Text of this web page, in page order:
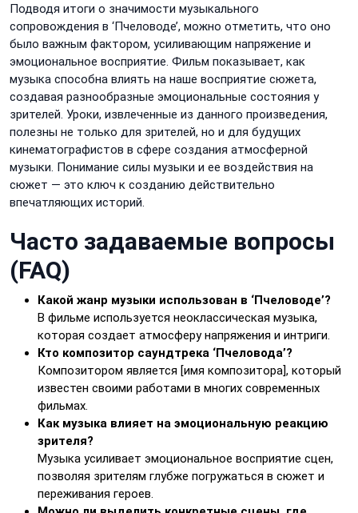
Подводя итоги о значимости музыкального
сопровождения в ‘Пчеловоде’, можно отметить, что оно
было важным фактором, усиливающим напряжение и
эмоциональное восприятие. Фильм показывает, как
музыка способна влиять на наше восприятие сюжета,
создавая разнообразные эмоциональные состояния у
зрителей. Уроки, извлеченные из данного произведения,
полезны не только для зрителей, но и для будущих
кинематографистов в сфере создания атмосферной
музыки. Понимание силы музыки и ее воздействия на
сюжет — это ключ к созданию действительно
впечатляющих историй.
Часто задаваемые вопросы
(FAQ)
Какой жанр музыки использован в ‘Пчеловоде’?
В фильме используется неоклассическая музыка,
которая создает атмосферу напряжения и интриги.
Кто композитор саундтрека ‘Пчеловода’?
Композитором является [имя композитора], который
известен своими работами в многих современных
фильмах.
Как музыка влияет на эмоциональную реакцию
зрителя?
Музыка усиливает эмоциональное восприятие сцен,
позволяя зрителям глубже погружаться в сюжет и
переживания героев.